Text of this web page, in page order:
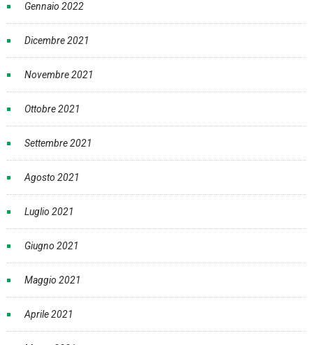
Gennaio 2022
Dicembre 2021
Novembre 2021
Ottobre 2021
Settembre 2021
Agosto 2021
Luglio 2021
Giugno 2021
Maggio 2021
Aprile 2021